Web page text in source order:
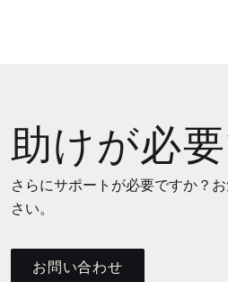
助けが必
さらにサポートが必要ですか？
さい。
お問い合わせ